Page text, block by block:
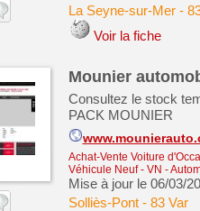
La Seyne-sur-Mer-
Voir la fiche
Mounier
Consultez le stock
PACK MOUNIER
Achat-Vente Voiture
Véhicule Neuf - VN -
Mise à jour le 06/03/
Solliès-Pont- 83 Var